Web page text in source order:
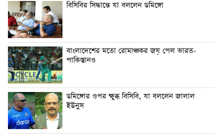
বিসিবির সিদ্ধান্তে যা বললেন ডমিঙ্গো
বাংলাদেশের মতো রোমাঞ্চকর জয় পেল ভারত-
পাকিস্তানও
ডমিঙ্গোর ওপর ক্ষুব্ধ বিসিবি, যা বললেন জালাল
ইউনুস